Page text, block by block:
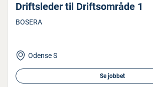
Drifts­le­der til Drifts­om­rå­de 1
BOSERA
Odense S
Se jobbet